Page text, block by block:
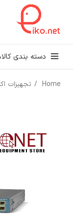
دسته بندی
Home تجهیزات